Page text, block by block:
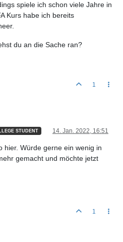
spiele ich schon viele Jahre in
Kurs habe ich bereits
du an die Sache ran?
1
STUDENT 14. Jan. 2022, 16:51
hier. Würde gerne ein wenig in
gemacht und möchte jetzt
1